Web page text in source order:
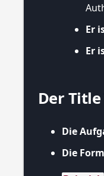
Er
Er
Der
Die
Die